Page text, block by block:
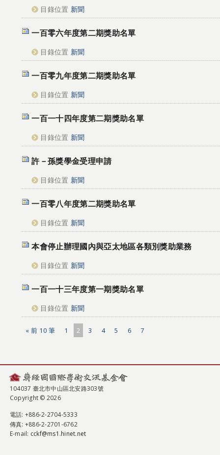
目錄位置 新聞
一百零六年度第二期獎助名單
目錄位置 新聞
一百零九年度第二期獎助名單
目錄位置 新聞
一百一十四年度第二期獎助名單
目錄位置 新聞
許－孫獎學金受理申請
目錄位置 新聞
一百零八年度第二期獎助名單
目錄位置 新聞
本會停止辦理國內與亞太地區各類別獎助業務
目錄位置 新聞
一百一十三年度第一期獎助名單
目錄位置 新聞
« 前 10 筆 1 2 3 4 5 6 7
104037 臺北市中山區北安路303號
Copyright © 2026
電話: +886-2-2704-5333
傳真: +886-2-2701-6762
E-mail: cckf@ms1.hinet.net